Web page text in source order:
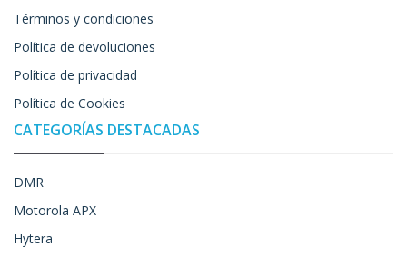
Términos y condiciones
Política de devoluciones
Política de privacidad
Política de Cookies
CATEGORÍAS DESTACADAS
DMR
Motorola APX
Hytera